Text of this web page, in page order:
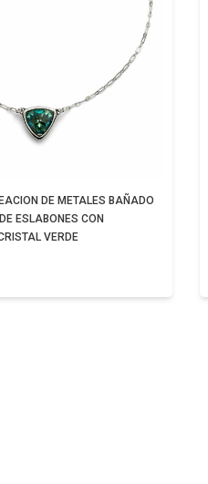
DE METALES BAÑADO
ESLABONES CON
VERDE